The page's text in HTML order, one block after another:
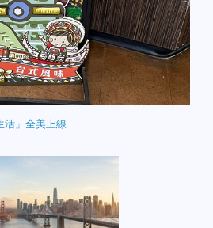
活」全美上線